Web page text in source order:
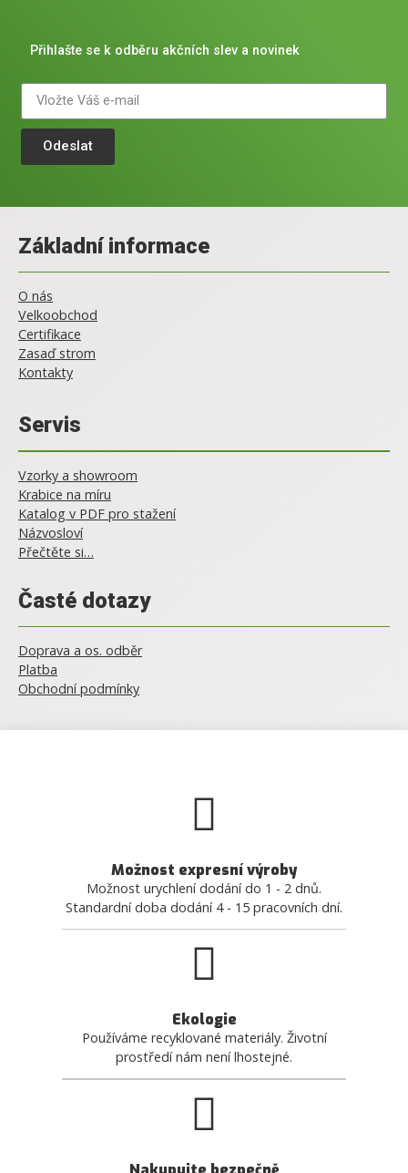
Přihlašte se k odběru akčních slev a novinek
Odeslat
Základní informace
O nás
Velkoobchod
Certifikace
Zasaď strom
Kontakty
Servis
Vzorky a showroom
Krabice na míru
Katalog v PDF pro stažení
Názvosloví
Přečtěte si…
Časté dotazy
Doprava a os. odběr
Platba
Obchodní podmínky
Možnost expresní výroby
Možnost urychlení dodání do 1 - 2 dnů.
Standardní doba dodání 4 - 15 pracovních dní.
Ekologie
Používáme recyklované materiály. Životní
prostředí nám není lhostejné.